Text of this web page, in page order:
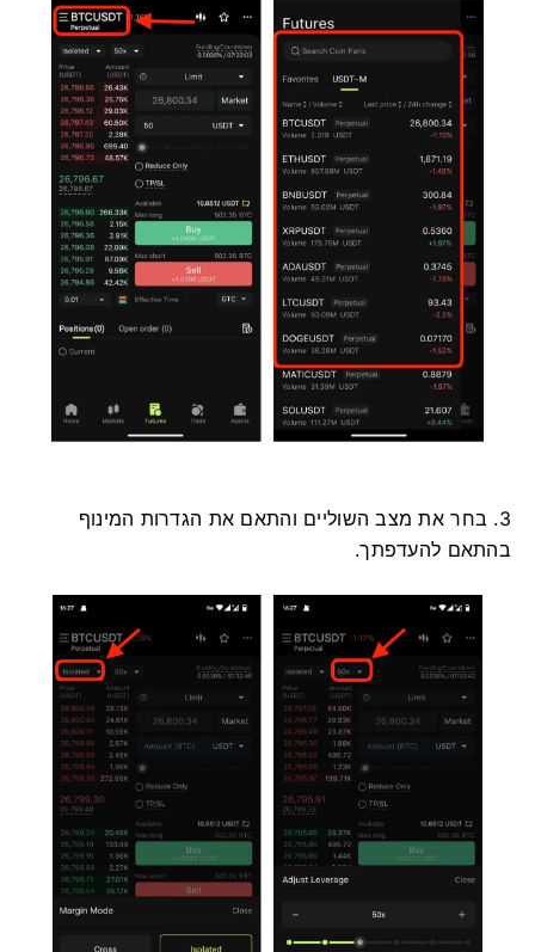
3. בחר את מצב השוליים והתאם את הגדרות המינוף
בהתאם להעדפתך.